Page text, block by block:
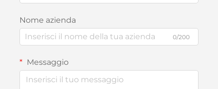
Nome azienda
0/200
Messaggio